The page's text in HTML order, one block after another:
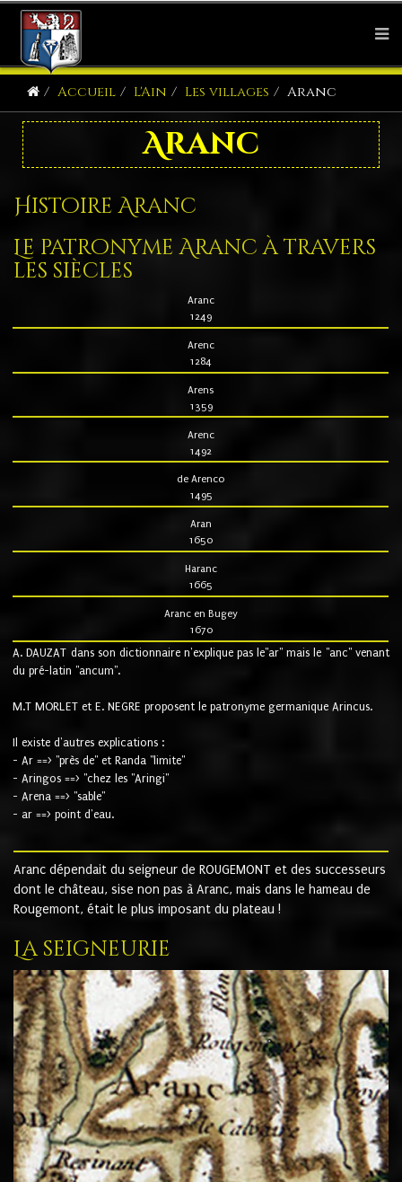
Accueil L'Ain Les villages Aranc
Aranc
Histoire Aranc
Le patronyme Aranc à travers
les siècles
Aranc
1249
Arenc
1284
Arens
1359
Arenc
1492
de Arenco
1495
Aran
1650
Haranc
1665
Aranc en Bugey
1670
A. DAUZAT dans son dictionnaire n'explique pas le"ar" mais le "anc" venant
du pré-latin "ancum".
M.T MORLET et E. NEGRE proposent le patronyme germanique Arincus.
Il existe d'autres explications :
- Ar ==> "près de" et Randa "limite"
- Aringos ==> "chez les "Aringi"
- Arena ==> "sable"
- ar ==> point d'eau.
Aranc dépendait du seigneur de ROUGEMONT et des successeurs
dont le château, sise non pas à Aranc, mais dans le hameau de
Rougemont, était le plus imposant du plateau !
La seigneurie